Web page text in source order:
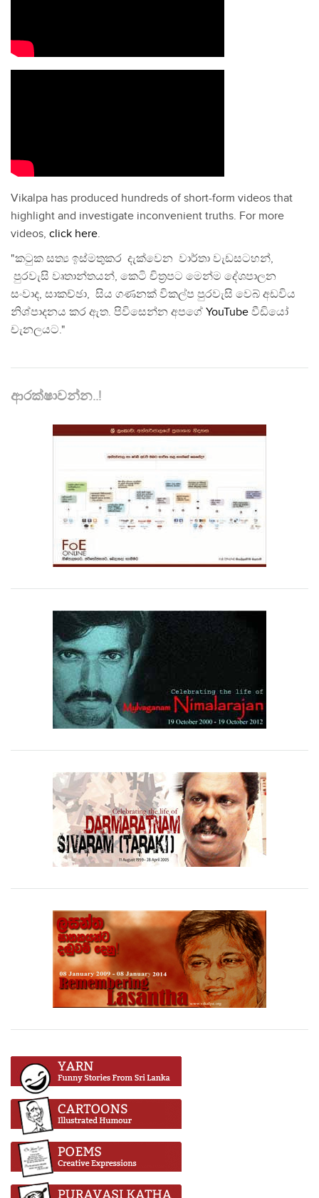
Vikalpa has produced hundreds of short-form videos that
highlight and investigate inconvenient truths. For more
videos, click here.
"කටුක සත්‍ය ඉස්මතුකර දැක්වෙන වාර්තා වැඩසටහන්,
පුරවැසි වෘතාන්තයන්, කෙටි චිත්‍රපට මෙන්ම දේශපාලන
සංවාද, සාකච්ඡා, සිය ගණනක් විකල්ප පුරවැසි වෙබ් අඩවිය
නිශ්පාදනය කර ඇත. පිවිසෙන්න අපගේ YouTube වීඩියෝ
චැනලයට."
ආරක්ෂාවන්න..!